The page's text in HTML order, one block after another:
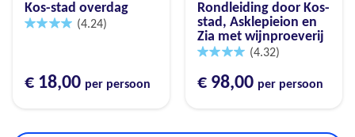
Kos-stad overdag
(4.24)
€ 18,00 per persoon
Rondleiding door Kos-
stad, Asklepieion en
Zia met wijnproeverij
(4.32)
€ 98,00 per persoon